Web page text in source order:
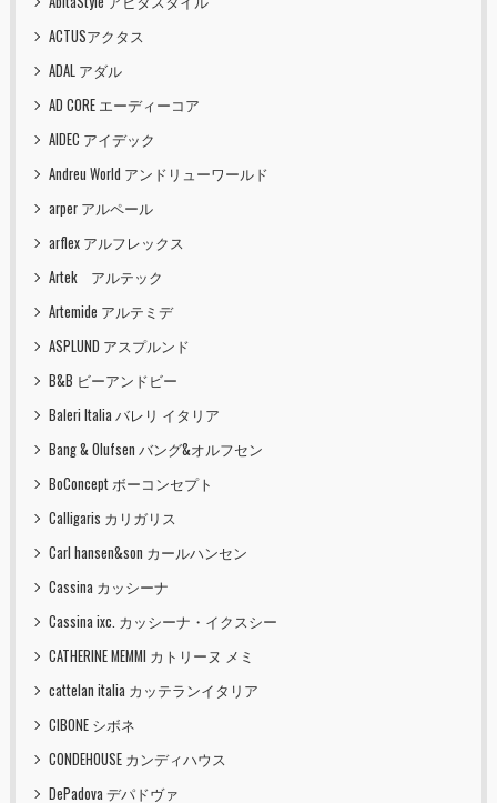
ACTUSアクタス
ADAL アダル
AD CORE エーディーコア
AIDEC アイデック
Andreu World アンドリューワールド
arper アルペール
arflex アルフレックス
Artek アルテック
Artemide アルテミデ
ASPLUND アスプルンド
B&B ビーアンドビー
Baleri Italia バレリ イタリア
Bang & Olufsen バング&オルフセン
BoConcept ボーコンセプト
Calligaris カリガリス
Carl hansen&son カールハンセン
Cassina カッシーナ
Cassina ixc. カッシーナ・イクスシー
CATHERINE MEMMI カトリーヌ メミ
cattelan italia カッテランイタリア
CIBONE シボネ
CONDEHOUSE カンディハウス
DePadova デパドヴァ